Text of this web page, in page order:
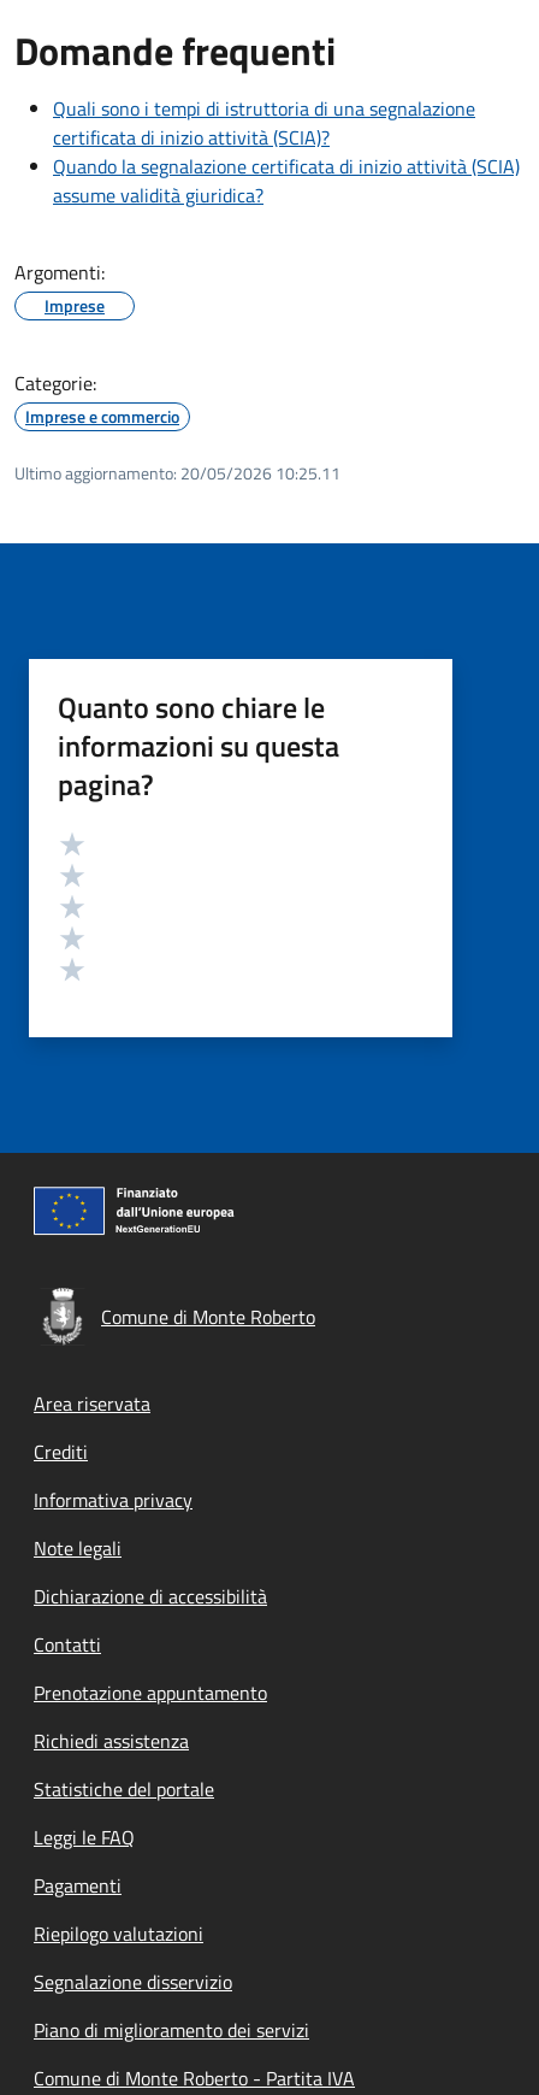
Domande frequenti
Quali sono i tempi di istruttoria di una segnalazione
certificata di inizio attività (SCIA)?
Quando la segnalazione certificata di inizio attività (SCIA)
assume validità giuridica?
Argomenti:
Imprese
Categorie:
Imprese e commercio
Ultimo aggiornamento: 20/05/2026 10:25.11
Quanto sono chiare le
informazioni su questa
pagina?
Valutazione
Comune di Monte Roberto
Footer menu
Area riservata
Crediti
Informativa privacy
Note legali
Dichiarazione di accessibilità
Contatti
Prenotazione appuntamento
Richiedi assistenza
Statistiche del portale
Leggi le FAQ
Pagamenti
Riepilogo valutazioni
Segnalazione disservizio
Piano di miglioramento dei servizi
Comune di Monte Roberto - Partita IVA